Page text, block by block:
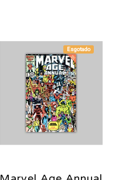
Esgotado